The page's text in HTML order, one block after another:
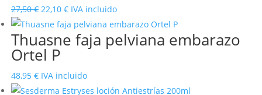
27,50€ El
precio
original
era:
22,10 €El
precio
actual
IVA incluido
Thuasne faja pelviana embarazo
Ortel P
48,95 € IVA incluido